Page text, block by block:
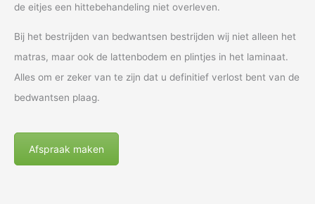
de eitjes een hittebehandeling niet overleven.
Bij het bestrijden van bedwantsen bestrijden wij niet alleen het
matras, maar ook de lattenbodem en plintjes in het laminaat.
Alles om er zeker van te zijn dat u definitief verlost bent van de
bedwantsen plaag.
Afspraak maken